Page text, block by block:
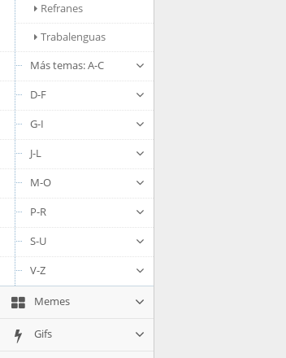
Refranes
Trabalenguas
Más temas: A-C
D-F
G-I
J-L
M-O
P-R
S-U
V-Z
Memes
Gifs